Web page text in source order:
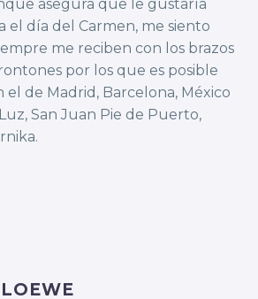
asegura que le gustaría
el día del Carmen, me siento
me reciben con los brazos
por los que es posible
el de Madrid, Barcelona, México
San Juan Pie de Puerto,